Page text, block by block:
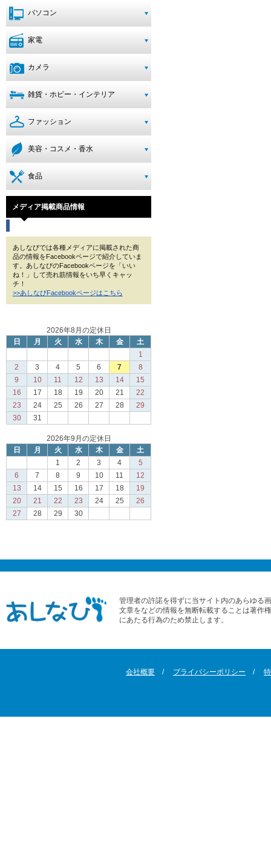
パソコン
家電
カメラ
雑貨・ホビー・インテリア
ファッション
美容・コスメ・香水
食品
メディア掲載商品情報
あしなびでは各種メディアに掲載された商
品の情報をFacebookページで紹介していま
す。あしなびのFacebookページを「いい
ね！」して売れ筋情報をいち早くキャッ
チ！
>>あしなびFacebookページはこちら
2026年8月の定休日
日
月 火 水 木 金
土
1
2
3 4 5 6 7
8
9
10 11 12 13 14
15
16
17 18 19 20 21
22
23
24 25 26 27 28
29
30
31
2026年9月の定休日
日
月 火 水 木 金
土
1
2 3 4
5
6
7 8 9 10 11
12
13
14 15 16 17 18
19
20
21 22 23 24 25
26
27
28 29 30
管理者の許諾を得ずに当サイト内のあらゆる
文章をなどの情報を無断転載することは著作
にあたる行為のため禁止します。
会社概要 プライバシーポリシー